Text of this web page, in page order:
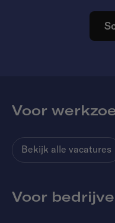
Voor
Bekijk alle vacatures
Voor